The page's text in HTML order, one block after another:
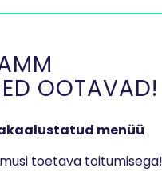
OOTAVAD!
menüü
toetava toitumisega!